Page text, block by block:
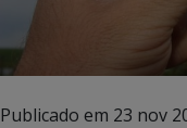
Publicado em 23 nov